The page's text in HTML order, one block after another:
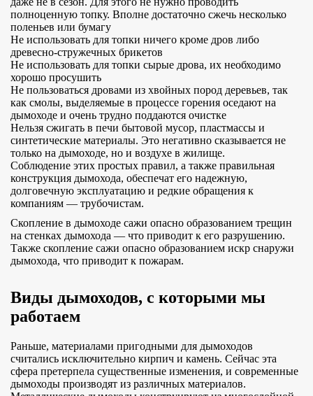
полноценную топку. Вполне достаточно сжечь несколько
поленьев или бумагу
Не использовать для топки ничего кроме дров либо
древесно-стружечных брикетов
Не использовать для топки сырые дрова, их необходимо
хорошо просушить
Не пользоваться дровами из хвойных пород деревьев, так
как смолы, выделяемые в процессе горения оседают на
дымоходе и очень трудно поддаются очистке
Нельзя сжигать в печи бытовой мусор, пластмассы и
синтетические материалы. Это негативно сказывается не
только на дымоходе, но и воздухе в жилище.
Соблюдение этих простых правил, а также правильная
конструкция дымохода, обеспечат его надежную,
долговечную эксплуатацию и редкие обращения к
компаниям — трубочистам.
Скопление в дымоходе сажи опасно образованием трещин
на стенках дымохода — что приводит к его разрушению.
Также скопление сажи опасно образованием искр снаружи
дымохода, что приводит к пожарам.
Виды дымоходов, с которыми мы
работаем
Раньше, материалами пригодными для дымоходов
считались исключительно кирпич и камень. Сейчас эта
сфера претерпела существенные изменения, и современные
дымоходы производят из различных материалов.